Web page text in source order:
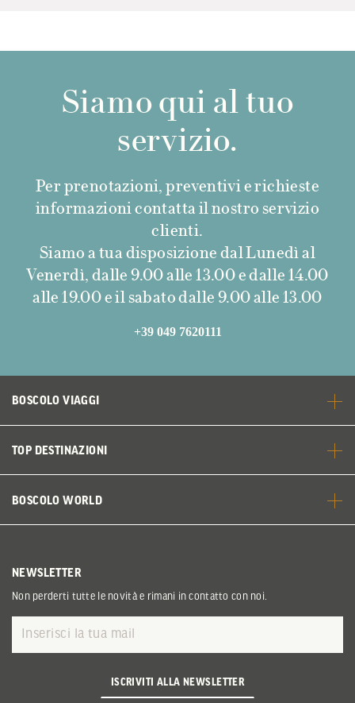
Siamo qui al tuo
servizio.
Per prenotazioni, preventivi e richieste
informazioni contatta il nostro servizio
clienti.
Siamo a tua disposizione dal Lunedì al
Venerdì, dalle 9.00 alle 13.00 e dalle 14.00
alle 19.00 e il sabato dalle 9.00 alle 13.00
+39 049 7620111
BOSCOLO VIAGGI
TOP DESTINAZIONI
BOSCOLO WORLD
NEWSLETTER
Non perderti tutte le novità e rimani in contatto con noi.
ISCRIVITI ALLA NEWSLETTER